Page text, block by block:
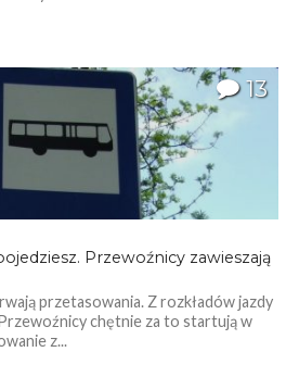
13
Przewoźnicy zawieszają
przetasowania. Z rozkładów jazdy
chętnie za to startują w
z...